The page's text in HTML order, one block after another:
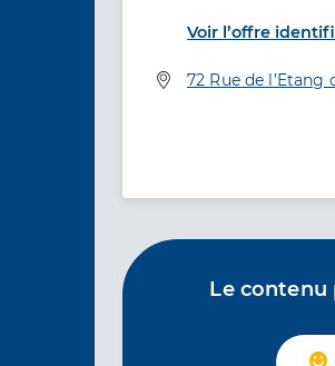
Voir l’offre
Adresse
72 Rue de l’Etang
Le contenu